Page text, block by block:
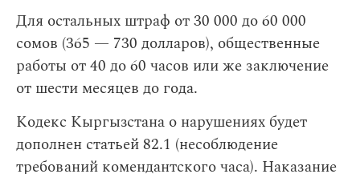
Для остальных штраф от 30 000 до 60 000
сомов (365 — 730 долларов), общественные
работы от 40 до 60 часов или же заключение
от шести месяцев до года.
Кодекс Кыргызстана о нарушениях будет
дополнен статьей 82.1 (несоблюдение
требований комендантского часа). Наказание